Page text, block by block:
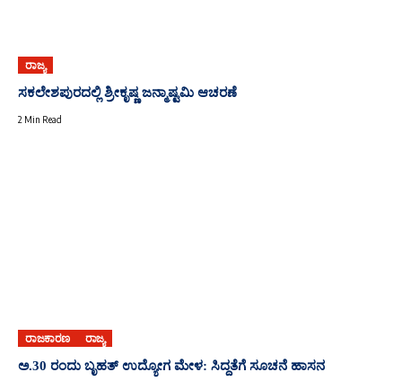
ರಾಜ್ಯ
ಸಕಲೇಶಪುರದಲ್ಲಿ ಶ್ರೀಕೃಷ್ಣ ಜನ್ಮಾಷ್ಟಮಿ ಆಚರಣೆ
2 Min Read
ರಾಜಕಾರಣ ರಾಜ್ಯ
ಅ.30 ರಂದು ಬೃಹತ್ ಉದ್ಯೋಗ ಮೇಳ: ಸಿದ್ದತೆಗೆ ಸೂಚನೆ ಹಾಸನ